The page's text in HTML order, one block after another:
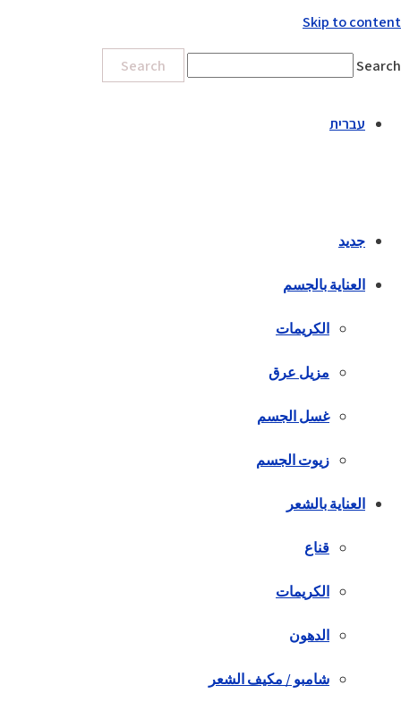
Skip to content
Search
Search
עברית
جديد
العناية بالجسم
الكريمات
مزيل عرق
غسل الجسم
زيوت الجسم
العناية بالشعر
قناع
الكريمات
الدهون
شامبو / مكيف الشعر